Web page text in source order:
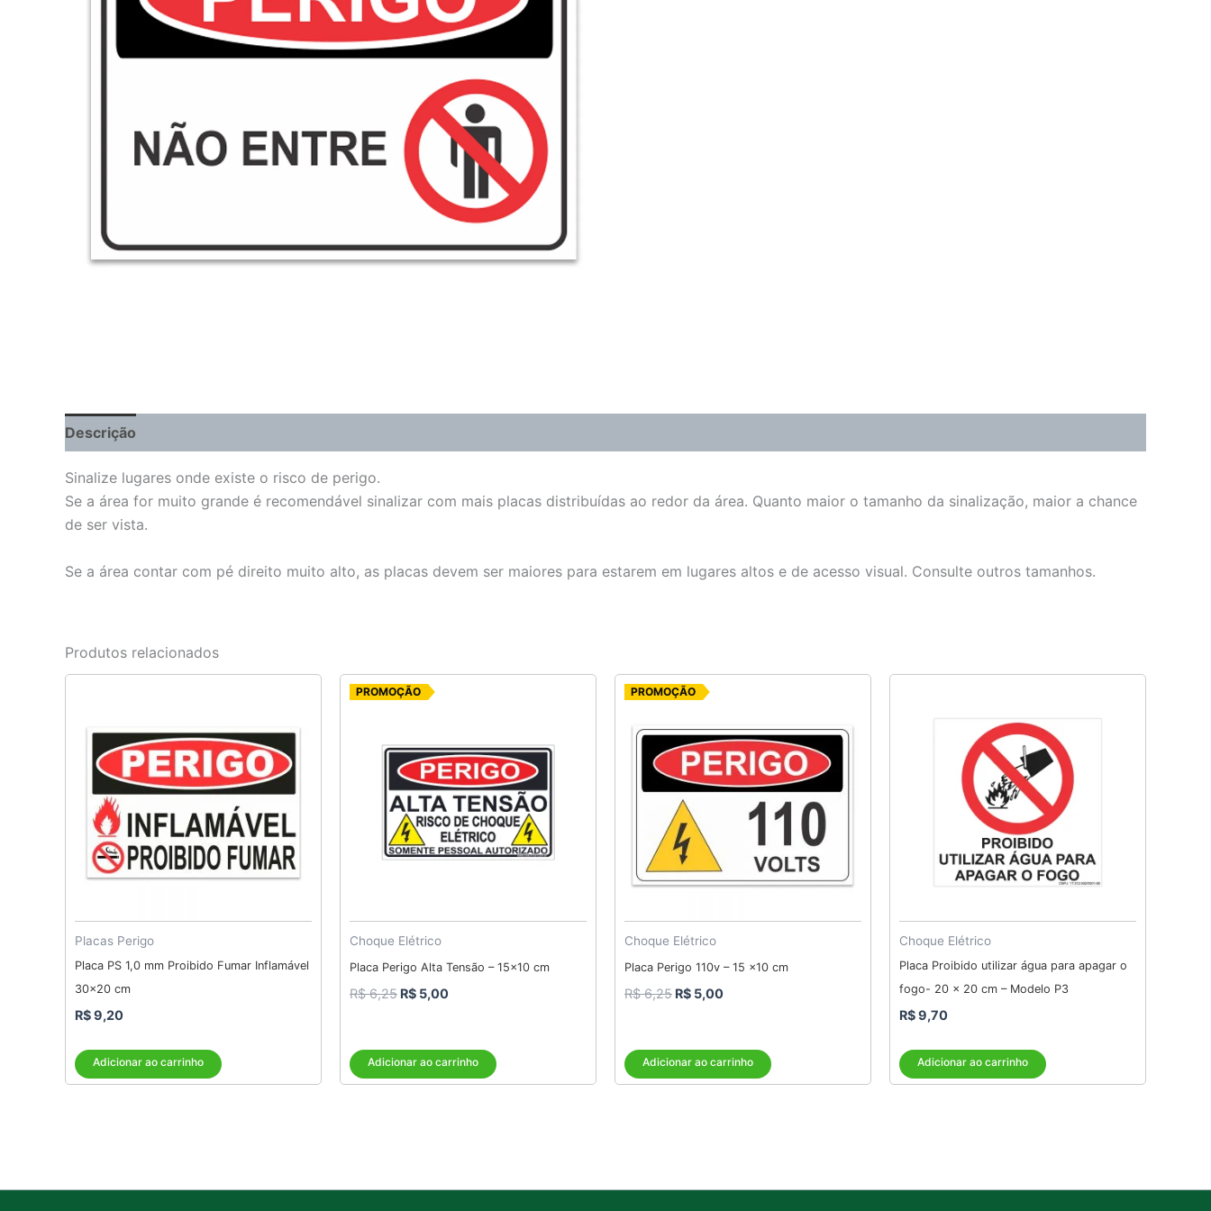
Descrição
Sinalize lugares onde existe o risco de perigo.
Se a área for muito grande é recomendável sinalizar com mais placas distribuídas ao redor da área. Quanto maior o tamanho da sinalização, maior a chance
de ser vista.
Se a área contar com pé direito muito alto, as placas devem ser maiores para estarem em lugares altos e de acesso visual. Consulte outros tamanhos.
Produtos relacionados
Placas Perigo
Placa PS 1,0 mm Proibido Fumar Inflamável
30×20 cm
R$9,20
Adicionar ao carrinho
PROMOÇÃO
Choque Elétrico
Placa Perigo Alta Tensão – 15×10 cm
R$6,25
O
preço
R$ 6,25.
R$ 5,00
R$ 5,00.
Adicionar ao carrinho
PROMOÇÃO
Choque Elétrico
Placa Perigo 110v – 15 x10 cm
R$6,25
O
preço
era:
R$ 6,25.
R$ 5,00
é:
R$ 5,00.
Adicionar ao carrinho
Choque Elétrico
Placa Proibido utilizar água para apagar o
fogo- 20 x 20 cm – Modelo P3
R$9,70
Adicionar ao carrinho